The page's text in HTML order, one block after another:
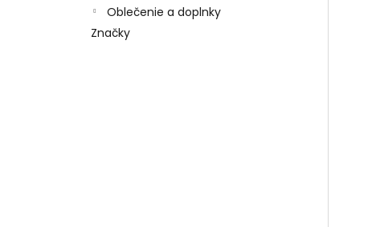
Oblečenie a doplnky
Značky